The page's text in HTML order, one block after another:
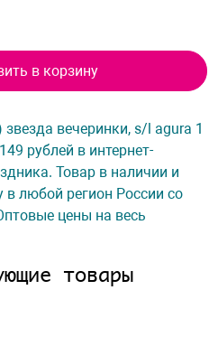
в корзину
вечеринки, s/l agura 1
рублей в интернет-
Товар в наличии и
любой регион России со
цены на весь
товары